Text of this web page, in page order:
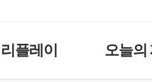
리플레이 오늘의